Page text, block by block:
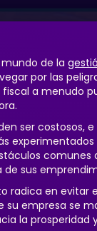
de la
por las
fiscal a menudo
ser costosos,
comunes
de sus
radica en evitar
su empresa se
la prosperidad